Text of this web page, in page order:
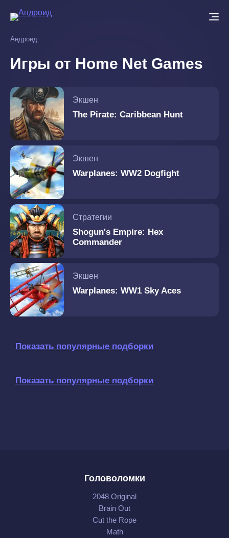
основному
Андроид
Игры от Home Net Games
Экшен
The Pirate: Caribbean Hunt
Экшен
Warplanes: WW2 Dogfight
Стратегии
Shogun's Empire: Hex
Commander
Экшен
Warplanes: WW1 Sky Aces
Показать популярные подборки
Показать популярные подборки
Головоломки
2048 Original
Brain Out
Cut the Rope
Math